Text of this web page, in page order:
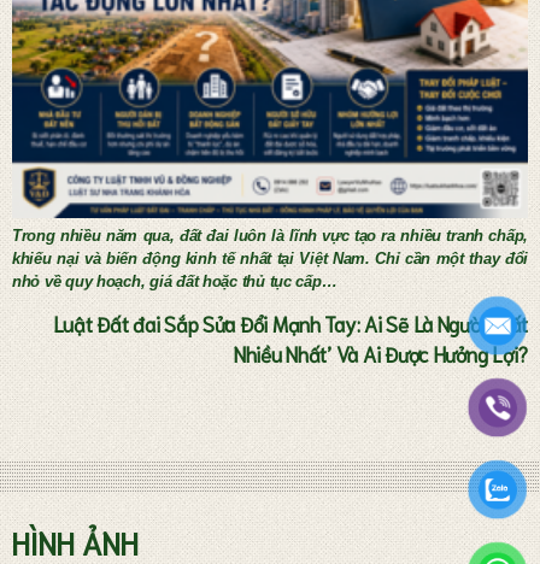
Tư vấn thừa kế và lập di chúc
Tư vấn thành lập doanh nghiệp
Trong nhiều năm qua, đất đai luôn là lĩnh vực tạo ra nhiều tranh chấp,
khiếu nại và biến động kinh tế nhất tại Việt Nam. Chỉ cần một thay đổi
nhỏ về quy hoạch, giá đất hoặc thủ tục cấp…
Luật Đất đai Sắp Sửa Đổi Mạnh Tay: Ai Sẽ Là Người ‘Mất
Nhiều Nhất’ Và Ai Được Hưởng Lợi?
HÌNH ẢNH